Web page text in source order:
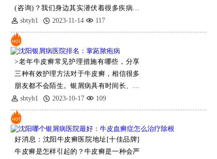
(咨询)？我们身边其实潜伏着很多疾病，
而不管你是沈阳哪里能治牛皮癣谁我们都
是能患上这些疾病，患者都应该积极医
治，疾病初期病情
sbtyh1 2023-11-14 117
>老年牛皮癣常见护理措施有哪些，分享
三种有效护理方法对于牛皮癣，相信很多
朋友都不会陌生。银屑病具有时间长、易
复发等病理特点。对于一些老
sbtyh1 2023-10-17 109
好消息：沈阳牛皮癣医院地址[十佳品牌]
牛皮癣是怎样引起的？牛皮癣是一种会严